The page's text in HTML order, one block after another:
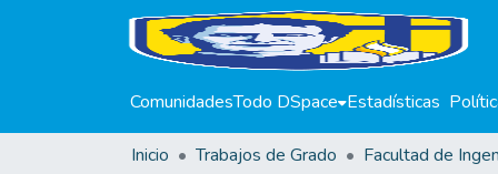
ComunidadesTodo DSpace Estadísticas
Inicio Trabajos de Grado Facultad de